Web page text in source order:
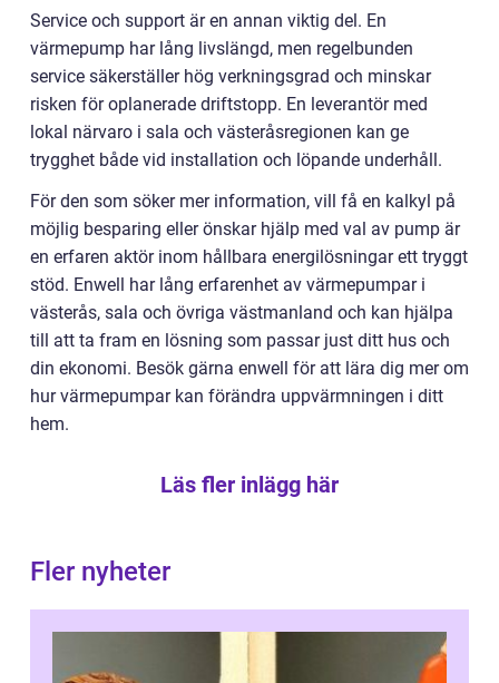
Service och support är en annan viktig del. En
värmepump har lång livslängd, men regelbunden
service säkerställer hög verkningsgrad och minskar
risken för oplanerade driftstopp. En leverantör med
lokal närvaro i sala och västeråsregionen kan ge
trygghet både vid installation och löpande underhåll.
För den som söker mer information, vill få en kalkyl på
möjlig besparing eller önskar hjälp med val av pump är
en erfaren aktör inom hållbara energilösningar ett tryggt
stöd. Enwell har lång erfarenhet av värmepumpar i
västerås, sala och övriga västmanland och kan hjälpa
till att ta fram en lösning som passar just ditt hus och
din ekonomi. Besök gärna enwell för att lära dig mer om
hur värmepumpar kan förändra uppvärmningen i ditt
hem.
Läs fler inlägg här
Fler nyheter